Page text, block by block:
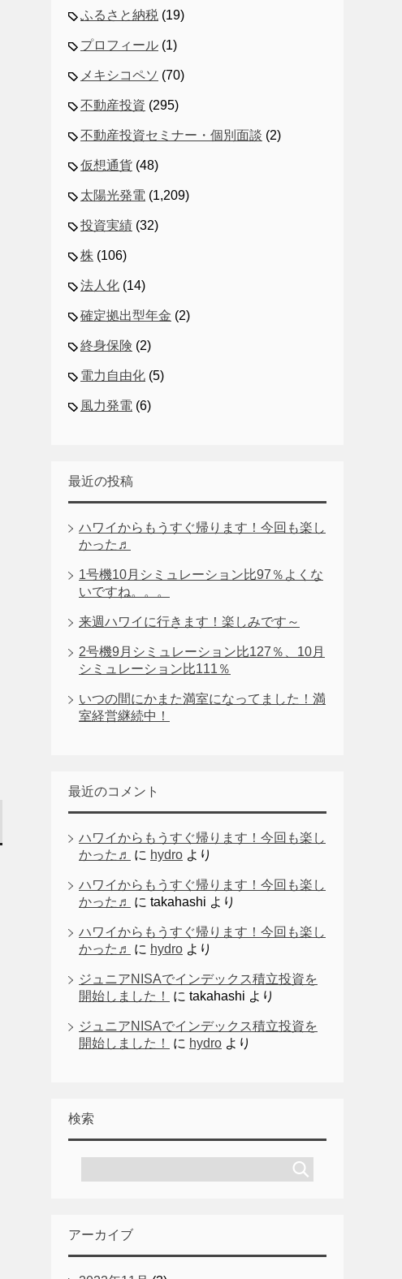
ふるさと納税 (19)
プロフィール (1)
メキシコペソ (70)
不動産投資 (295)
不動産投資セミナー・個別面談 (2)
仮想通貨 (48)
太陽光発電 (1,209)
投資実績 (32)
株 (106)
法人化 (14)
確定拠出型年金 (2)
終身保険 (2)
電力自由化 (5)
風力発電 (6)
最近の投稿
ハワイからもうすぐ帰ります！今回も楽し
かった♬
1号機10月シミュレーション比97％よくな
いですね。。。
来週ハワイに行きます！楽しみです～
2号機9月シミュレーション比127％、10月
シミュレーション比111％
いつの間にかまた満室になってました！満
室経営継続中！
最近のコメント
ハワイからもうすぐ帰ります！今回も楽し
かった♬
に hydro より
ハワイからもうすぐ帰ります！今回も楽し
かった♬
に takahashi より
ハワイからもうすぐ帰ります！今回も楽し
かった♬
に hydro より
ジュニアNISAでインデックス積立投資を
開始しました！
に takahashi より
ジュニアNISAでインデックス積立投資を
開始しました！
に hydro より
検索
アーカイブ